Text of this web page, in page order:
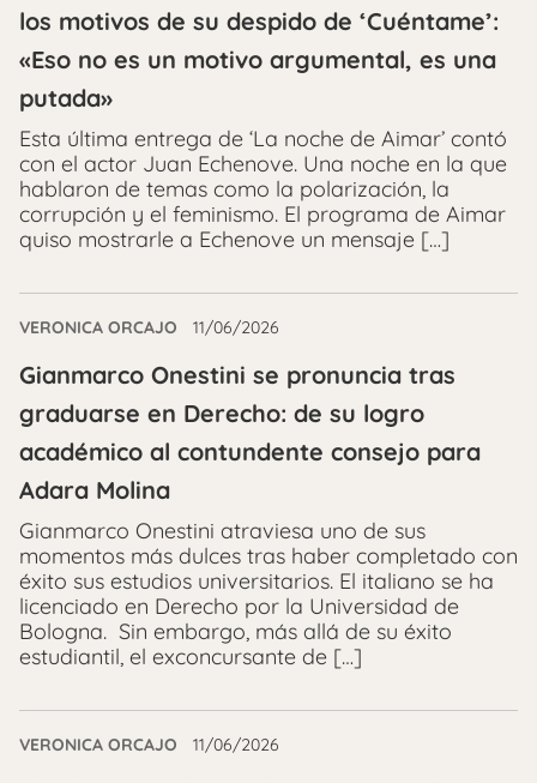
los motivos de su despido de ‘Cuéntame’:
«Eso no es un motivo argumental, es una
putada»
Esta última entrega de ‘La noche de Aimar’ contó
con el actor Juan Echenove. Una noche en la que
hablaron de temas como la polarización, la
corrupción y el feminismo. El programa de Aimar
quiso mostrarle a Echenove un mensaje […]
VERONICA ORCAJO 11/06/2026
Gianmarco Onestini se pronuncia tras
graduarse en Derecho: de su logro
académico al contundente consejo para
Adara Molina
Gianmarco Onestini atraviesa uno de sus
momentos más dulces tras haber completado con
éxito sus estudios universitarios. El italiano se ha
licenciado en Derecho por la Universidad de
Bologna. Sin embargo, más allá de su éxito
estudiantil, el exconcursante de […]
VERONICA ORCAJO 11/06/2026